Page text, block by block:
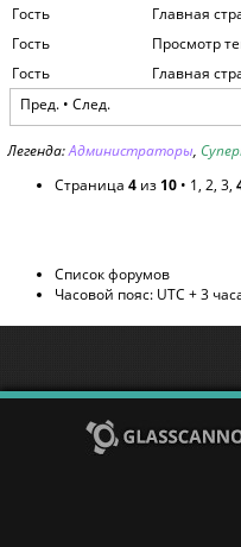
Гость
Главная
Гость
Просмотр
Гость
Главная
Пред.• След.
Легенда:Администраторы,
Страница 4 из 10 • 1, 2, 3,
Список форумов
Часовой пояс: UTC + 3